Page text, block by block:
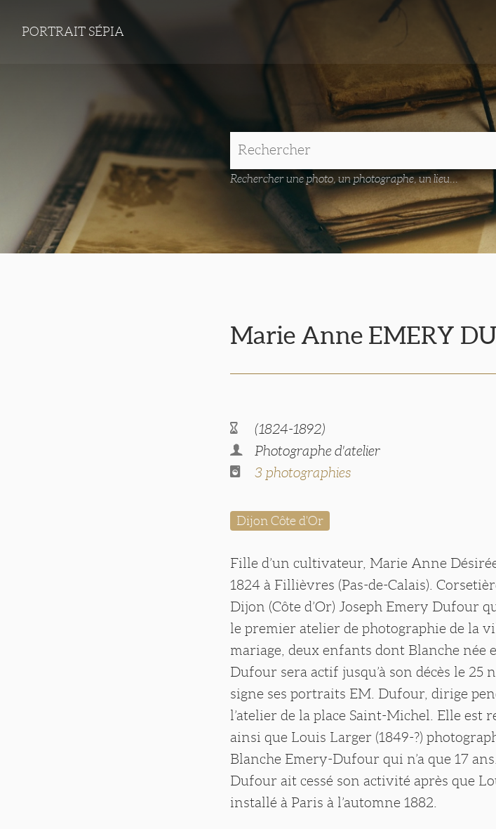
PORTRAIT SÉPIA
Rechercher une photo, un photographe, un lieu...
Marie Anne EMERY
(1824-1892)
Photographe d'atelier
3 photographies
Dijon Côte d'Or
Fille d’un cultivateur, Marie Anne
1824 à Fillièvres (Pas-de-Calais).
Dijon (Côte d’Or) Joseph Emery Dufour
le premier atelier de photographie de la
mariage, deux enfants dont Blanche née
Dufour sera actif jusqu’à son décès le 25
signe ses portraits EM. Dufour, dirige
l’atelier de la place Saint-Michel. Elle est
ainsi que Louis Larger (1849-?)
Blanche Emery-Dufour qui n’a que 17
Dufour ait cessé son activité après que
installé à Paris à l’automne 1882.